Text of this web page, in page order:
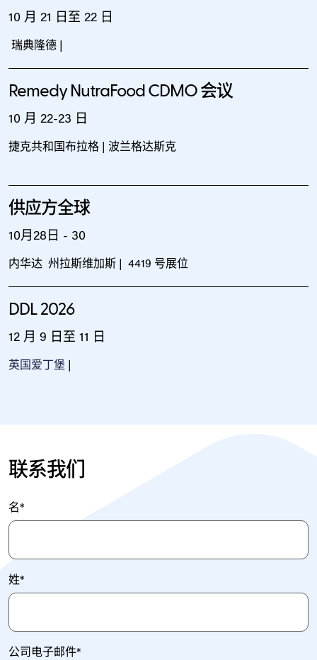
10 月 21 日至 22 日
瑞典隆德
Remedy NutraFood CDMO 会议
10 月 22-23 日
捷克共和国布拉格 | 波兰格达斯克
供应方全球
10月28日 - 30
内华达 州拉斯维加斯 | 4419 号展位
DDL 2026
12 月 9 日至 11 日
英国爱丁堡
联系我们
名*
姓*
公司电子邮件*